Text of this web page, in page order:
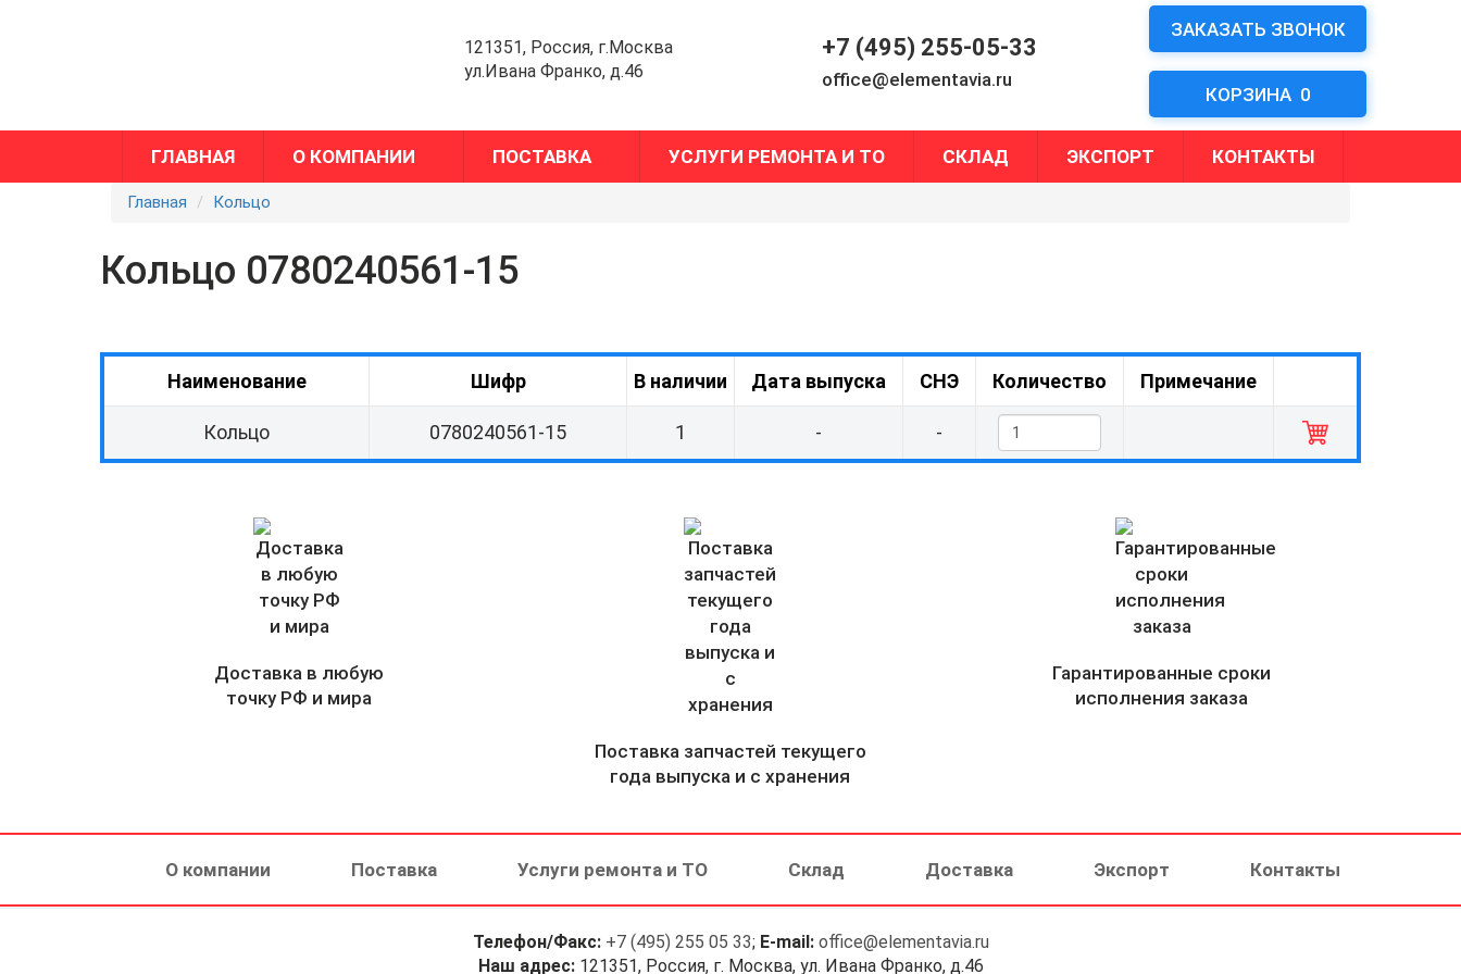
121351, Россия, г.Москва
ул.Ивана Франко, д.46
+7 (495) 255-05-33
office@elementavia.ru
ЗАКАЗАТЬ ЗВОНОК
КОРЗИНА 0
ГЛАВНАЯ О КОМПАНИИ ПОСТАВКА УСЛУГИ РЕМОНТА И ТО СКЛАД ЭКСПОРТ КОНТАКТЫ
Главная Кольцо
Кольцо 0780240561-15
Наименование Шифр В наличии Дата выпуска СНЭ Количество Примечание
Кольцо 0780240561-15 1 - -
Доставка в любую
точку РФ и мира
Поставка запчастей текущего
года выпуска и с хранения
Гарантированные сроки
исполнения заказа
О компании Поставка Услуги ремонта и ТО Склад Доставка Экспорт Контакты
Телефон/Факс: +7 (495) 255 05 33; E-mail: office@elementavia.ru
Наш адрес:121351, Россия, г. Москва, ул. Ивана Франко, д.46